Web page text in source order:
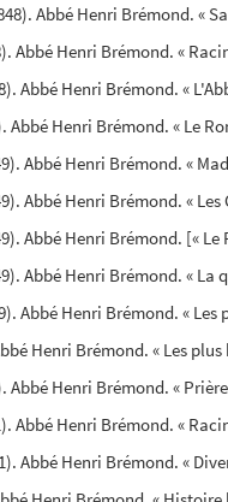
Abbé Henri Brémond. «
Abbé Henri Brémond. «
Abbé Henri Brémond. «
Abbé Henri Brémond. « Le
Abbé Henri Brémond. «
Abbé Henri Brémond. «
Abbé Henri Brémond. [«
Abbé Henri Brémond. «
Abbé Henri Brémond. «
Henri Brémond. « Les
Abbé Henri Brémond. «
Abbé Henri Brémond. «
Abbé Henri Brémond. «